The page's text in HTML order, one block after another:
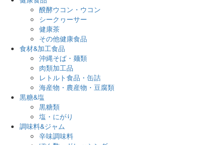
醗酵ウコン・ウコン
シークヮーサー
健康茶
その他健康食品
食材&加工食品
沖縄そば・麺類
肉類加工品
レトルト食品・缶詰
海産物・農産物・豆腐類
黒糖&塩
黒糖類
塩・にがり
調味料&ジャム
辛味調味料